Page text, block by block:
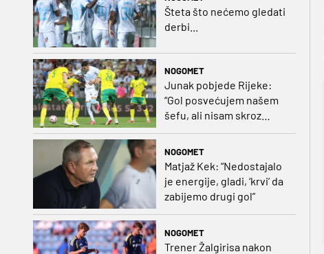
Šteta što nećemo gledati
derbi...
NOGOMET
Junak pobjede Rijeke:
“Gol posvećujem našem
šefu, ali nisam skroz
zadovoljan, trebali smo
razlike”
NOGOMET
Matjaž Kek: “Nedostajalo
je energije, gladi, ‘krvi’ da
zabijemo drugi gol”
NOGOMET
Trener Žalgirisa nakon